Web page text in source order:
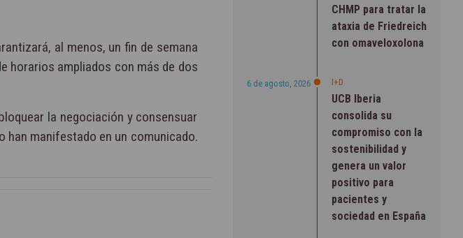
al menos, un fin de semana
horarios ampliados con más de dos
la negociación y consensuar
han manifestado en un comunicado.
CHMP para tratar la
ataxia de Friedreich
con omaveloxolona
6 de agosto, 2026 I+D
UCB Iberia
consolida su
compromiso con la
sostenibilidad y
genera un valor
positivo para
pacientes y
sociedad en España